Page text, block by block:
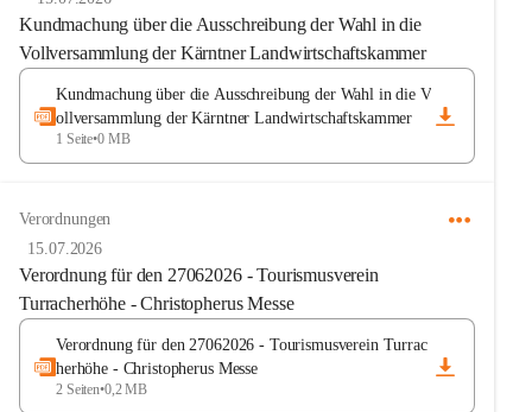
Kundmachung über die Ausschreibung der Wahl in die
Vollversammlung der Kärntner Landwirtschaftskammer
Kundmachung über die Ausschreibung der Wahl in die V
ollversammlung der Kärntner Landwirtschaftskammer
1 Seite•0 MB
Verordnungen
15.07.2026
Verordnung für den 27062026 - Tourismusverein
Turracherhöhe - Christopherus Messe
Verordnung für den 27062026 - Tourismusverein Turrac
herhöhe - Christopherus Messe
2 Seiten•0,2 MB